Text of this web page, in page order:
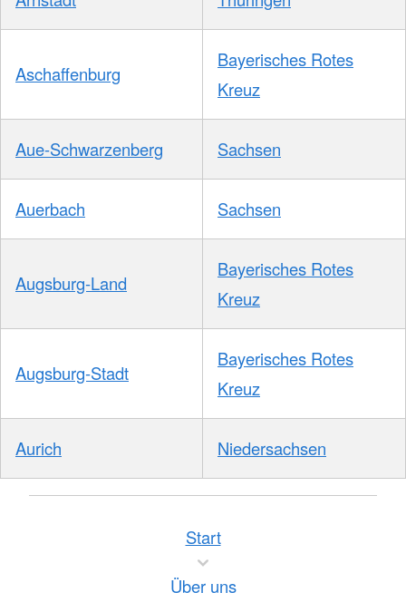
Aschaffenburg
Bayerisches Rotes
Kreuz
Aue-Schwarzenberg Sachsen
Auerbach Sachsen
Augsburg-Land
Bayerisches Rotes
Kreuz
Augsburg-Stadt
Bayerisches Rotes
Kreuz
Aurich Niedersachsen
Start
Über uns